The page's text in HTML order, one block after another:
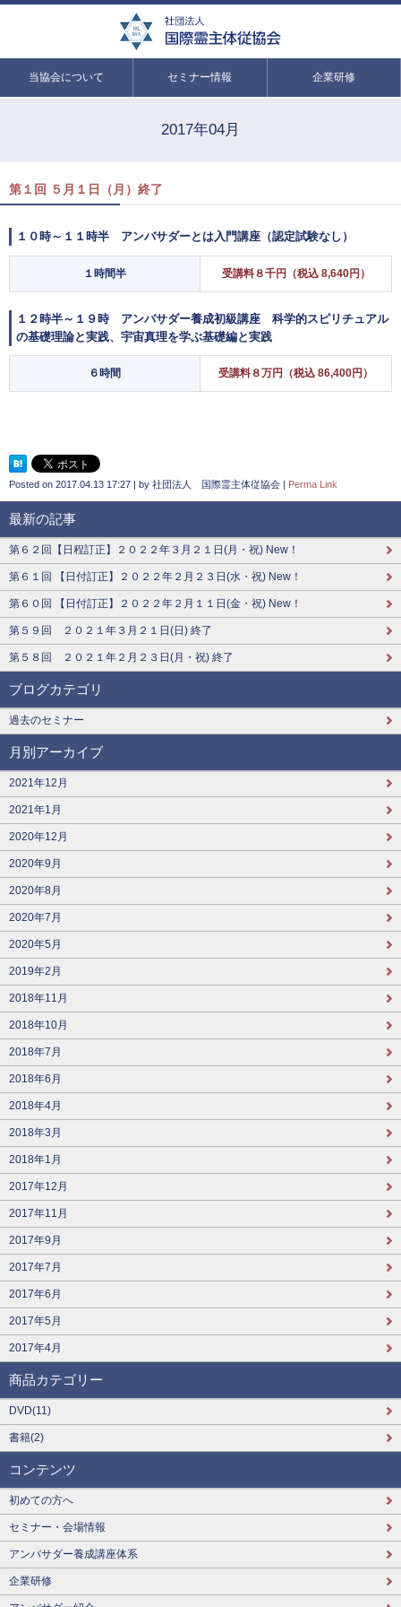
当協会について セミナー情報 企業研修
2017年04月
第１回 ５月１日（月）終了
１０時～１１時半 アンバサダーとは入門講座（認定試験なし）
１時間半 受講料８千円（税込 8,640円）
１２時半～１９時 アンバサダー養成初級講座 科学的スピリチュアル
の基礎理論と実践、宇宙真理を学ぶ基礎編と実践
６時間 受講料８万円（税込 86,400円）
Posted on 2017.04.13 17:27 | by 社団法人 国際霊主体従協会 | Perma Link
最新の記事
第６２回【日程訂正】２０２２年３月２１日(月・祝) New！
第６１回 【日付訂正】２０２２年２月２３日(水・祝) New！
第６０回 【日付訂正】２０２２年２月１１日(金・祝) New！
第５９回 ２０２１年３月２１日(日) 終了
第５８回 ２０２１年２月２３日(月・祝) 終了
ブログカテゴリ
過去のセミナー
月別アーカイブ
2021年12月
2021年1月
2020年12月
2020年9月
2020年8月
2020年7月
2020年5月
2019年2月
2018年11月
2018年10月
2018年7月
2018年6月
2018年4月
2018年3月
2018年1月
2017年12月
2017年11月
2017年9月
2017年7月
2017年6月
2017年5月
2017年4月
商品カテゴリー
DVD(11)
書籍(2)
コンテンツ
初めての方へ
セミナー・会場情報
アンバサダー養成講座体系
企業研修